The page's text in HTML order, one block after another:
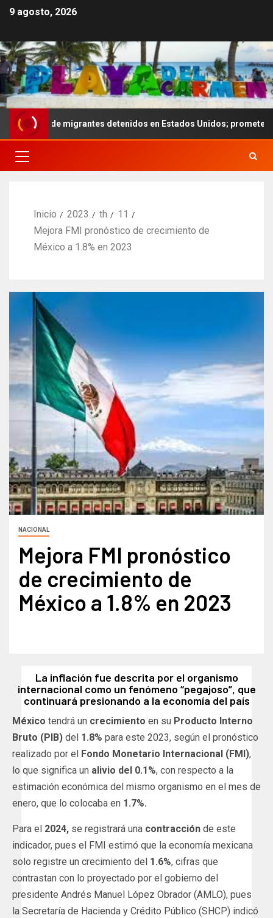
9 agosto, 2026
de migrantes detenidos en Estados Unidos; prometen liberarlos
Inicio 2023 th
11
Mejora FMI pronóstico de crecimiento de
México a 1.8% en 2023
NACIONAL
Mejora FMI pronóstico
de crecimiento de
México a 1.8% en 2023
La inflación fue descrita por el organismo
internacional como un fenómeno “pegajoso”, que
continuará presionando a la economía del país
México tendrá un crecimiento en su Producto Interno
Bruto (PIB) del 1.8% para este 2023, según el pronóstico
realizado por el Fondo Monetario Internacional (FMI),
lo que significa un alivio del 0.1%, con respecto a la
estimación económica del mismo organismo en el mes de
enero, que lo colocaba en 1.7%.
Para el 2024, se registrará una contracción de este
indicador, pues el FMI estimó que la economía mexicana
solo registre un crecimiento del 1.6%, cifras que
contrastan con lo proyectado por el gobierno del
presidente Andrés Manuel López Obrador (AMLO), pues
la Secretaría de Hacienda y Crédito Público (SHCP) indicó